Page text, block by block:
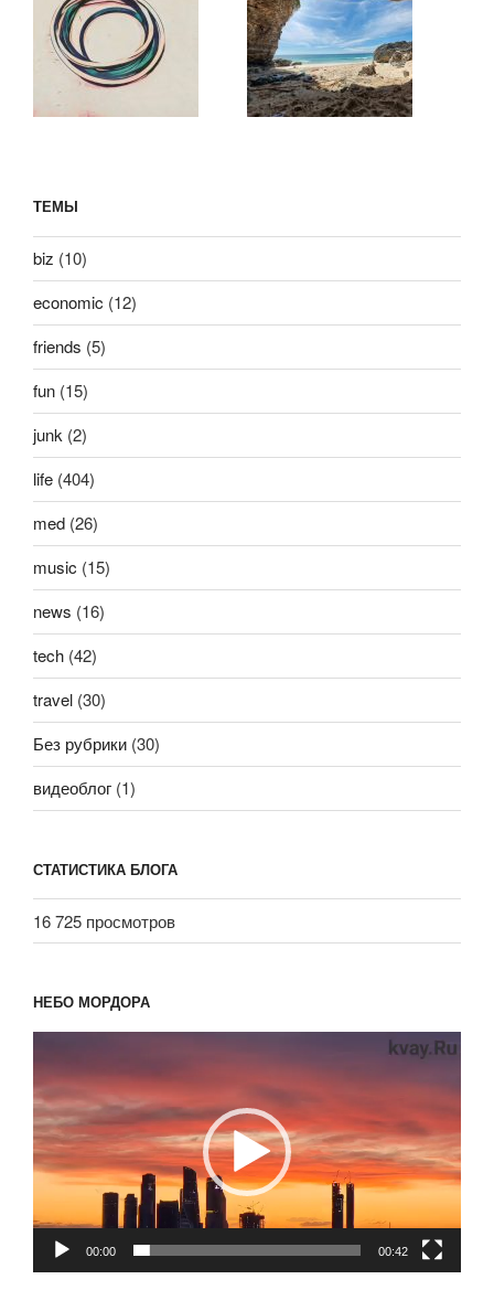
ТЕМЫ
biz (10)
economic (12)
friends (5)
fun (15)
junk (2)
life (404)
med (26)
music (15)
news (16)
tech (42)
travel (30)
Без рубрики (30)
видеоблог (1)
СТАТИСТИКА БЛОГА
16 725 просмотров
НЕБО МОРДОРА
00:00 00:42